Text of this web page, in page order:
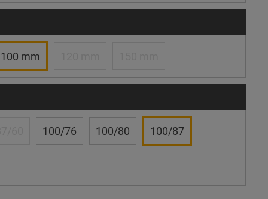
100 mm
100/76 100/80 100/87